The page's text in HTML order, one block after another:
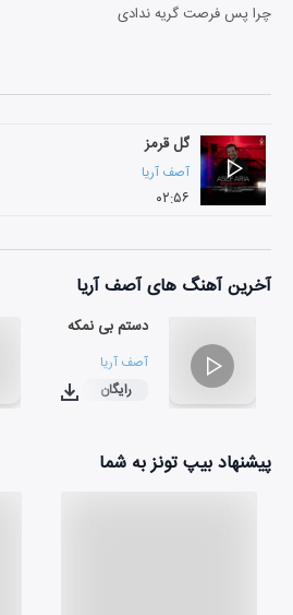
چرا پس فرصت گریه ندادی
گل قرمز
آصف آریا
۰۲:۵۶
آخرین آهنگ های آصف آریا
دستم بی نمکه
آصف آریا
۰۲:۲۶
رایگان
پیشنهاد بیپ تونز به شما